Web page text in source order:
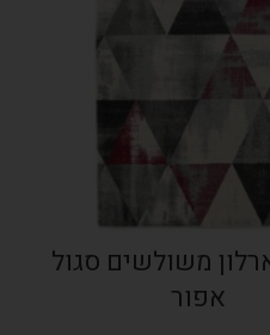
משולשים סגול
אפור